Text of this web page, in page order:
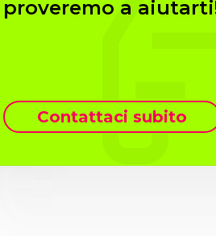
proveremo a
Contattaci subito